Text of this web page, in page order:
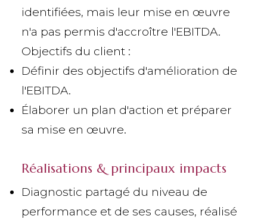
identifiées, mais leur mise en œuvre
n'a pas permis d'accroître l'EBITDA.
Objectifs du client :
Définir des objectifs d'amélioration de
l'EBITDA.
Élaborer un plan d'action et préparer
sa mise en œuvre.
Réalisations & principaux impacts
Diagnostic partagé du niveau de
performance et de ses causes, réalisé